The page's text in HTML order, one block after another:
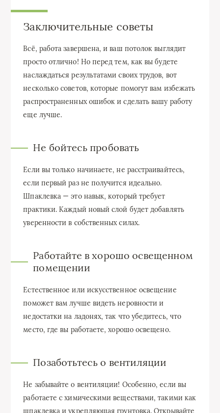
Заключительные советы
Всё, работа завершена, и ваш потолок выглядит
просто отлично! Но перед тем, как вы будете
наслаждаться результатами своих трудов, вот
несколько советов, которые помогут вам избежать
распространенных ошибок и сделать вашу работу
еще лучше.
Не бойтесь пробовать
Если вы только начинаете, не расстраивайтесь,
если первый раз не получится идеально.
Шпаклевка — это навык, который требует
практики. Каждый новый слой будет добавлять
уверенности в собственных силах.
Работайте в хорошо освещенном
помещении
Естественное или искусственное освещение
поможет вам лучше видеть неровности и
недостатки на ладонях, так что убедитесь, что
место, где вы работаете, хорошо освещено.
Позаботьтесь о вентиляции
Не забывайте о вентиляции! Особенно, если вы
работаете с химическими веществами, такими как
шпаклевка и укрепляющая грунтовка. Открывайте